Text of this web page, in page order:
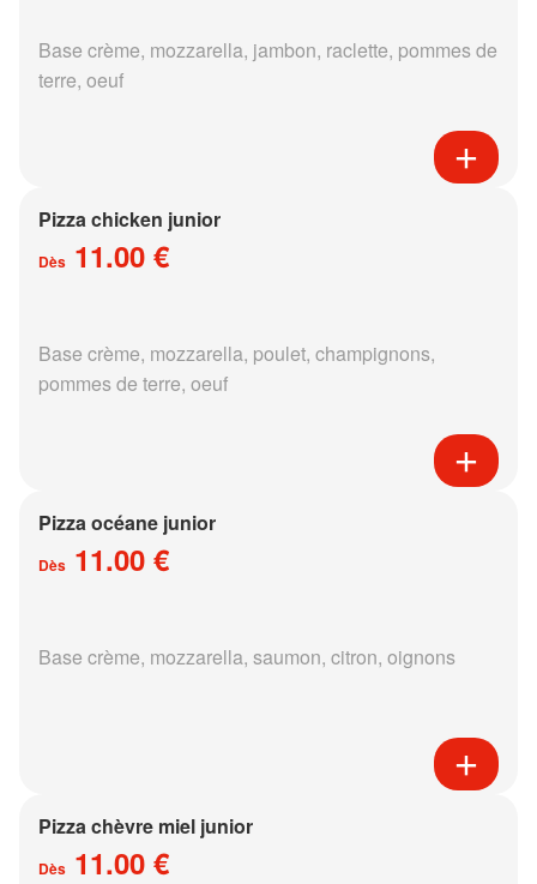
Base crème, mozzarella, jambon, raclette, pommes de
terre, oeuf
Pizza chicken junior
Dès 11.00 €
Base crème, mozzarella, poulet, champignons,
pommes de terre, oeuf
Pizza océane junior
Dès 11.00 €
Base crème, mozzarella, saumon, citron, oignons
Pizza chèvre miel junior
Dès 11.00 €